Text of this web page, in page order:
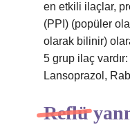
en etkili ilaçlar,
(PPI) (popüler
olarak bilinir)
5 grup ilaç
Lansoprazol,
Reflü